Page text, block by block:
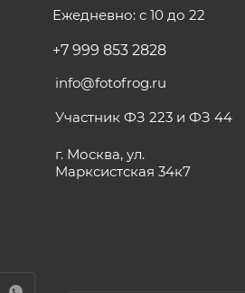
Ежедневно: с 10 до 22
+7 999 853 2828
info@fotofrog.ru
Участник ФЗ 223 и ФЗ 44
г. Москва, ул.
Марксистская 34к7